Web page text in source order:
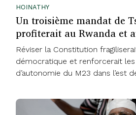
HOINATHY
Un troisième mandat de
profiterait au Rwanda et
Réviser la Constitution
démocratique et renforcerait
d’autonomie du M23 dans l’est